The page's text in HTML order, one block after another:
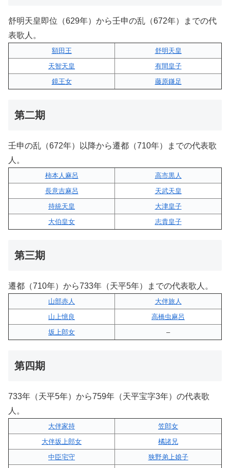
舒明天皇即位（629年）から壬申の乱（672年）までの代
表歌人。
額田王
舒明天皇
天智天皇
有間皇子
鏡王女
藤原鎌足
第二期
壬申の乱（672年）以降から遷都（710年）までの代表歌
人。
柿本人麻呂
高市黒人
長意吉麻呂
天武天皇
持統天皇
大津皇子
大伯皇女
志貴皇子
第三期
遷都（710年）から733年（天平5年）までの代表歌人。
山部赤人
大伴旅人
山上憶良
高橋虫麻呂
坂上郎女
–
第四期
733年（天平5年）から759年（天平宝字3年）の代表歌
人。
大伴家持
笠郎女
大伴坂上郎女
橘諸兄
中臣宅守
狭野弟上娘子